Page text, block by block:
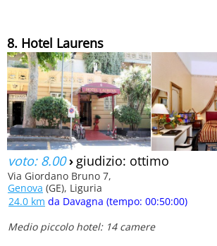
8. Hotel Laurens
voto: 8.00› giudizio: ottimo
Via Giordano Bruno 7,
Genova (GE), Liguria
24.0 km da Davagna (tempo: 00:50:00)
Medio piccolo hotel: 14 camere